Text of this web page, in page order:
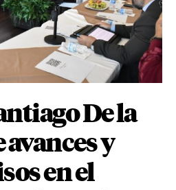
De la
avances y
en el